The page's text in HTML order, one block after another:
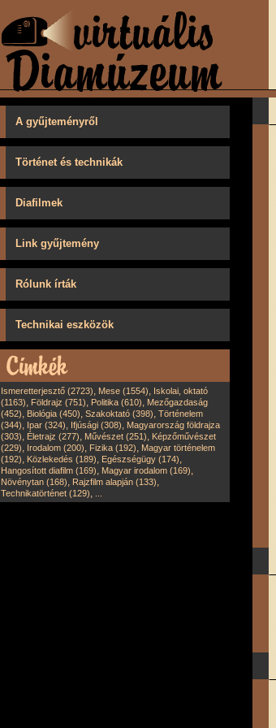
A gyűjteményről
Történet és technikák
Diafilmek
Link gyűjtemény
Rólunk írták
Technikai eszközök
Ismeretterjesztő (2723), Mese (1554), Iskolai, oktató
(1163), Földrajz (751), Politika (610), Mezőgazdaság
(452), Biológia (450), Szakoktató (398), Történelem
(344), Ipar (324), Ifjúsági (308), Magyarország földrajza
(303), Életrajz (277), Művészet (251), Képzőművészet
(229), Irodalom (200), Fizika (192), Magyar történelem
(192), Közlekedés (189), Egészségügy (174),
Hangosított diafilm (169), Magyar irodalom (169),
Növénytan (168), Rajzfilm alapján (133),
Technikatörténet (129),